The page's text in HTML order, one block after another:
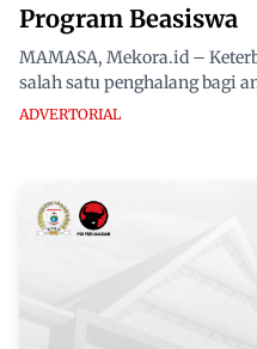
Program Beasiswa
MAMASA, Mekora.id –
salah satu penghalang bagi
ADVERTORIAL